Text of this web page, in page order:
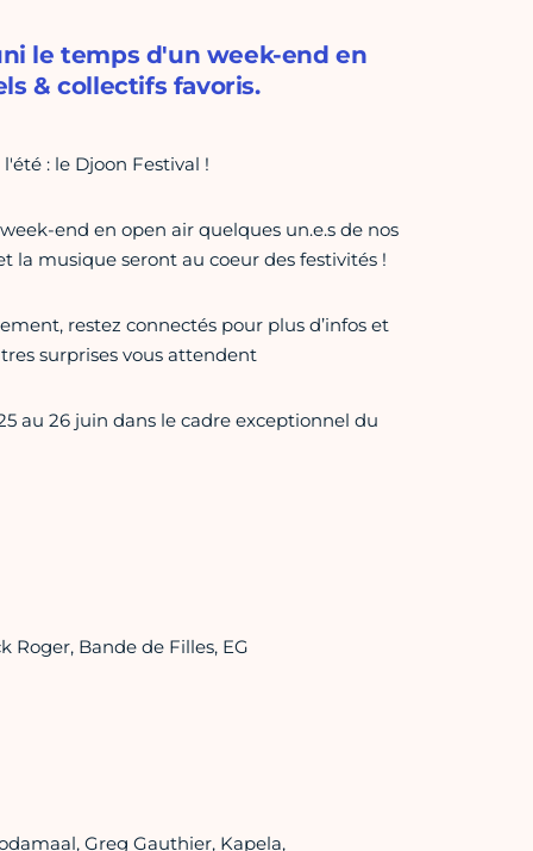
le temps d'un week-end en
& collectifs favoris.
: le Djoon Festival !
end en open air quelques un.e.s de nos
la musique seront au coeur des festivités !
restez connectés pour plus d’infos et
surprises vous attendent
au 26 juin dans le cadre exceptionnel du
Roger, Bande de Filles, EG
Greg Gauthier, Kapela,